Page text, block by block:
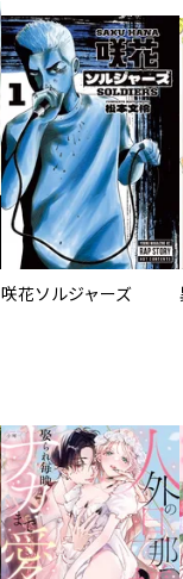
咲花ソルジャーズ